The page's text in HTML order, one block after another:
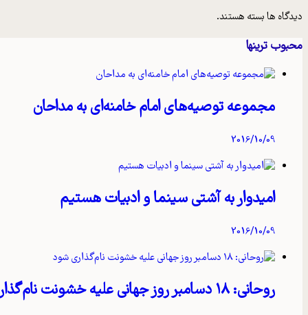
دیدگاه ها بسته هستند.
محبوب ترینها
مجموعه توصیه‌های امام خامنه‌ای به مداحان
2016/10/09
امیدوار به آشتی سینما و ادبیات هستیم
2016/10/09
روحانی: ۱۸ دسامبر روز جهانی علیه خشونت نام‌گذاری شود